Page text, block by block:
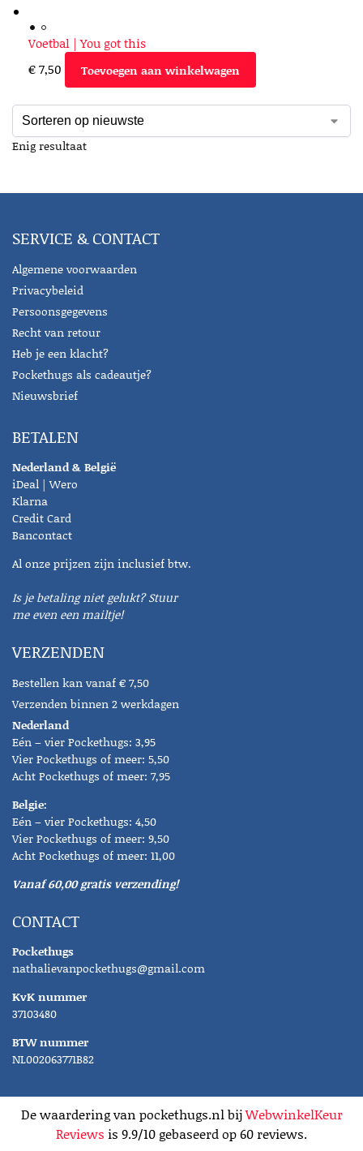
Voetbal | You got this
€7,50 Toevoegen aan winkelwagen
Enig resultaat
SERVICE & CONTACT
Algemene voorwaarden
Privacybeleid
Persoonsgegevens
Recht van retour
Heb je een klacht?
Pockethugs als cadeautje?
Nieuwsbrief
BETALEN
Nederland & België
iDeal | Wero
Klarna
Credit Card
Bancontact
Al onze prijzen zijn inclusief btw.
Is je betaling niet gelukt? Stuur
me even een mailtje!
VERZENDEN
Bestellen kan vanaf € 7,50
Verzenden binnen 2 werkdagen
Nederland
Eén – vier Pockethugs: 3,95
Vier Pockethugs of meer: 5,50
Acht Pockethugs of meer: 7,95
Belgie:
Eén – vier Pockethugs: 4,50
Vier Pockethugs of meer: 9,50
Acht Pockethugs of meer: 11,00
Vanaf 60,00 gratis verzending!
CONTACT
Pockethugs
nathalievanpockethugs@gmail.com
KvK nummer
37103480
BTW nummer
NL002063771B82
De waardering van pockethugs.nl bijWebwinkelKeur
Reviews is 9.9/10 gebaseerd op 60 reviews.